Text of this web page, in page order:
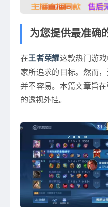
为您提供最准确
在 王者荣耀这款热门游
家所追求的目标。然而
并不容易。本篇文章旨
的透视外挂。